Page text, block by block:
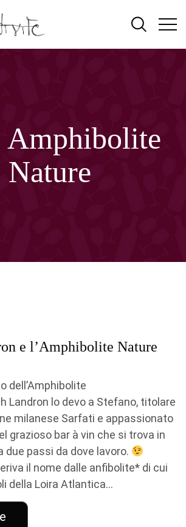
Amphibolite
Nature
e l’Amphibolite Nature
dell’Amphibolite
Landron lo devo a Stefano, titolare
milanese Sarfati e appassionato
grazioso bar à vin che si trova in
due passi da dove lavoro.
il nome dalle anfibolite* di cui
della Loira Atlantica...